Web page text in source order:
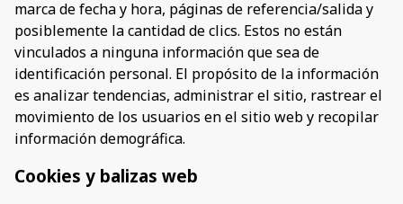
marca de fecha y hora, páginas de referencia/salida y
posiblemente la cantidad de clics. Estos no están
vinculados a ninguna información que sea de
identificación personal. El propósito de la información
es analizar tendencias, administrar el sitio, rastrear el
movimiento de los usuarios en el sitio web y recopilar
información demográfica.
Cookies y balizas web